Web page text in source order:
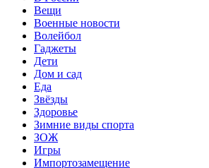
Вещи
Военные новости
Волейбол
Гаджеты
Дети
Дом и сад
Еда
Звёзды
Здоровье
Зимние виды спорта
ЗОЖ
Игры
Импортозамещение